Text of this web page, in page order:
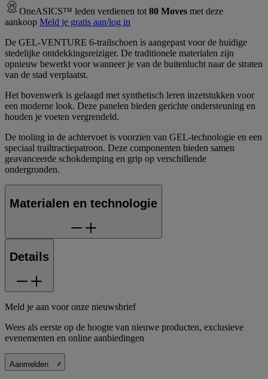
OneASICS™ leden verdienen tot 80 Moves met deze
aankoop Meld je gratis aan/log in
De GEL-VENTURE 6-trailschoen is aangepast voor de huidige
stedelijke ontdekkingsreiziger. De traditionele materialen zijn
opnieuw bewerkt voor wanneer je van de buitenlucht naar de straten
van de stad verplaatst.
Het bovenwerk is gelaagd met synthetisch leren inzetstukken voor
een moderne look. Deze panelen bieden gerichte ondersteuning en
houden je voeten vergrendeld.
De tooling in de achtervoet is voorzien van GEL-technologie en een
speciaal trailtractiepatroon. Deze componenten bieden samen
geavanceerde schokdemping en grip op verschillende
ondergronden.
Materialen en technologie
Details
Meld je aan voor onze nieuwsbrief
Wees als eerste op de hoogte van nieuwe producten, exclusieve
evenementen en online aanbiedingen
Aanmelden